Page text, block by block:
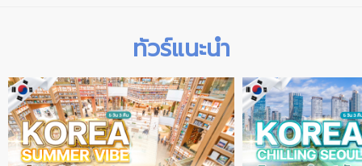
ทัวร์แนะนำ